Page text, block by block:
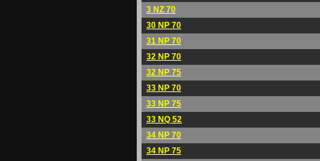
3 NZ 70
30 NP 70
31 NP 70
32 NP 70
32 NP 75
33 NP 70
33 NP 75
33 NQ 52
34 NP 70
34 NP 75